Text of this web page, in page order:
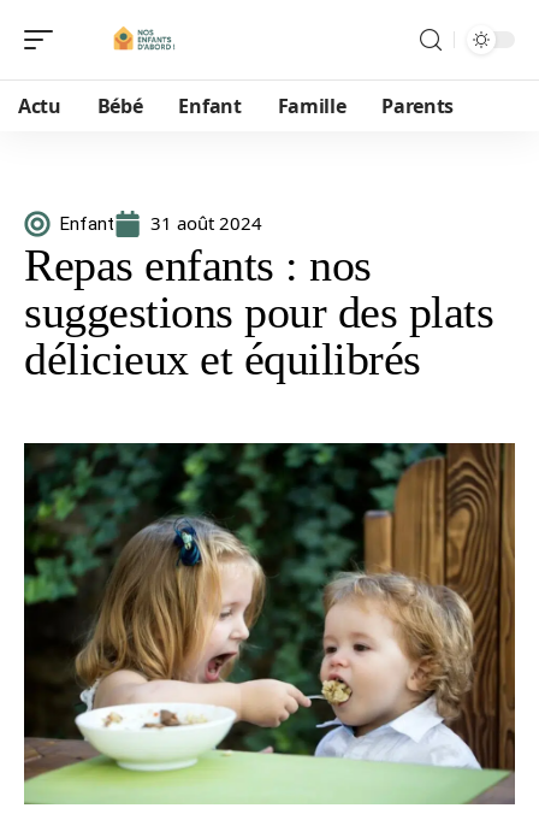
Actu Bébé Enfant Famille Parents
Enfant 31 août 2024
Repas enfants : nos
suggestions pour des plats
délicieux et équilibrés